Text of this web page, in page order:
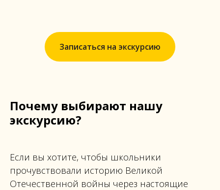
Записаться на экскурсию
Почему выбирают нашу
экскурсию?
Если вы хотите, чтобы школьники
прочувствовали историю Великой
Отечественной войны через настоящие